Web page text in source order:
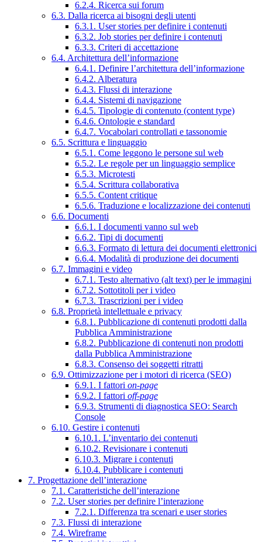
6.2.4. Ricerca sui forum
6.3. Dalla ricerca ai bisogni degli utenti
6.3.1. User stories per definire i contenuti
6.3.2. Job stories per definire i contenuti
6.3.3. Criteri di accettazione
6.4. Architettura dell’informazione
6.4.1. Definire l’architettura dell’informazione
6.4.2. Alberatura
6.4.3. Flussi di interazione
6.4.4. Sistemi di navigazione
6.4.5. Tipologie di contenuto (content type)
6.4.6. Ontologie e standard
6.4.7. Vocabolari controllati e tassonomie
6.5. Scrittura e linguaggio
6.5.1. Come leggono le persone sul web
6.5.2. Le regole per un linguaggio semplice
6.5.3. Microtesti
6.5.4. Scrittura collaborativa
6.5.5. Content critique
6.5.6. Traduzione e localizzazione dei contenuti
6.6. Documenti
6.6.1. I documenti vanno sul web
6.6.2. Tipi di documenti
6.6.3. Formato di lettura dei documenti elettronici
6.6.4. Modalità di produzione dei documenti
6.7. Immagini e video
6.7.1. Testo alternativo (alt text) per le immagini
6.7.2. Sottotitoli per i video
6.7.3. Trascrizioni per i video
6.8. Proprietà intellettuale e privacy
6.8.1. Pubblicazione di contenuti prodotti dalla
Pubblica Amministrazione
6.8.2. Pubblicazione di contenuti non prodotti
dalla Pubblica Amministrazione
6.8.3. Consenso dei soggetti ritratti
6.9. Ottimizzazione per i motori di ricerca (SEO)
6.9.1. I fattori on-page
6.9.2. I fattori off-page
6.9.3. Strumenti di diagnostica SEO: Search
Console
6.10. Gestire i contenuti
6.10.1. L’inventario dei contenuti
6.10.2. Revisionare i contenuti
6.10.3. Migrare i contenuti
6.10.4. Pubblicare i contenuti
7. Progettazione dell’interazione
7.1. Caratteristiche dell’interazione
7.2. User stories per definire l’interazione
7.2.1. Differenza tra scenari e user stories
7.3. Flussi di interazione
7.4. Wireframe